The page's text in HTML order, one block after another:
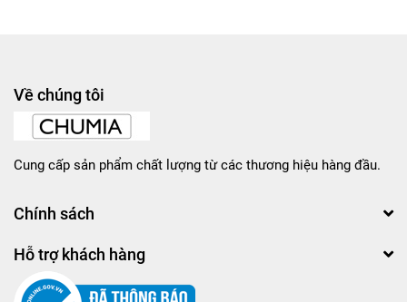
Về chúng tôi
Cung cấp sản phẩm chất lượng từ các thương hiệu hàng đầu.
Chính sách
Hỗ trợ khách hàng